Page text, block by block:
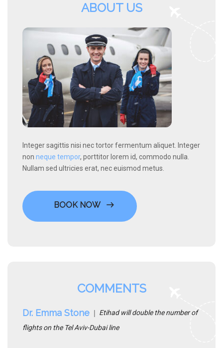
ABOUT US
Integer sagittis nisi nec tortor fermentum aliquet. Integer
non neque tempor, porttitor lorem id, commodo nulla.
Nullam sed ultricies erat, nec euismod metus.
BOOK NOW
COMMENTS
Dr. Emma Stone
Etihad will double the number of
flights on the Tel Aviv-Dubai line